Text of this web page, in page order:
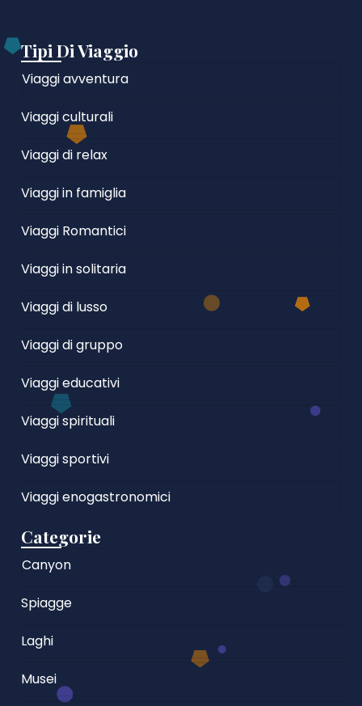
Tipi Di Viaggio
Viaggi avventura
Viaggi culturali
Viaggi di relax
Viaggi in famiglia
Viaggi Romantici
Viaggi in solitaria
Viaggi di lusso
Viaggi di gruppo
Viaggi educativi
Viaggi spirituali
Viaggi sportivi
Viaggi enogastronomici
Categorie
Canyon
Spiagge
Laghi
Musei